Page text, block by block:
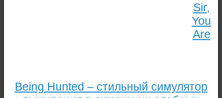
Sir,
You
Are
Being Hunted – стильный симулятор